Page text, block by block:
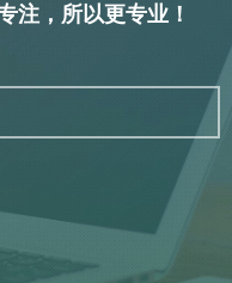
注，所以更专业！